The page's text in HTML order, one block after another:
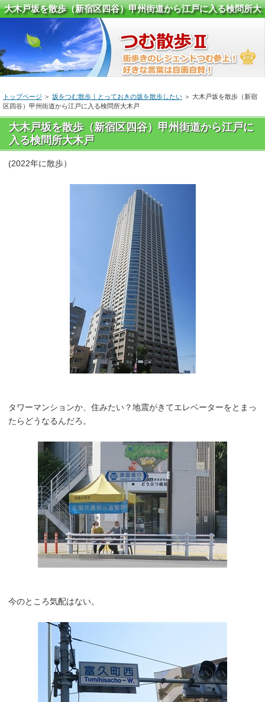
大木戸坂を散歩（新宿区四谷）甲州街道から江戸に入る検問所大
トップページ ＞ 坂をつむ散歩｜とっておきの坂を散歩したい ＞ 大木戸坂を散歩（新宿
区四谷）甲州街道から江戸に入る検問所大木戸
大木戸坂を散歩（新宿区四谷）甲州街道から江戸に
入る検問所大木戸
(2022年に散歩）
タワーマンションか、住みたい？地震がきてエレベーターをとまっ
たらどうなるんだろ。
今のところ気配はない。